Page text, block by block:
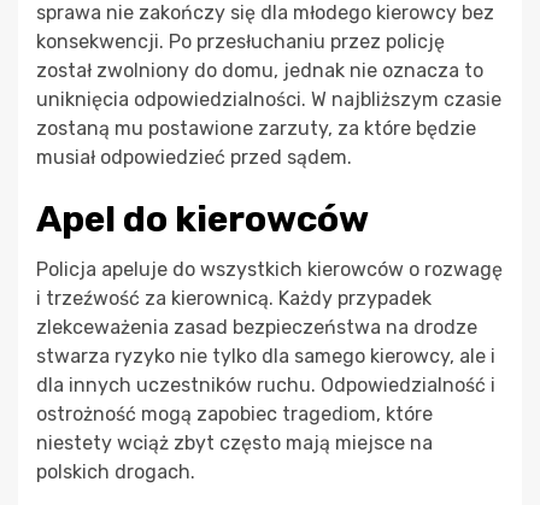
sprawa nie zakończy się dla młodego kierowcy bez
konsekwencji. Po przesłuchaniu przez policję
został zwolniony do domu, jednak nie oznacza to
uniknięcia odpowiedzialności. W najbliższym czasie
zostaną mu postawione zarzuty, za które będzie
musiał odpowiedzieć przed sądem.
Apel do kierowców
Policja apeluje do wszystkich kierowców o rozwagę
i trzeźwość za kierownicą. Każdy przypadek
zlekceważenia zasad bezpieczeństwa na drodze
stwarza ryzyko nie tylko dla samego kierowcy, ale i
dla innych uczestników ruchu. Odpowiedzialność i
ostrożność mogą zapobiec tragediom, które
niestety wciąż zbyt często mają miejsce na
polskich drogach.